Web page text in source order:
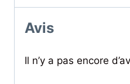
Avis
Il n’y a pas encore